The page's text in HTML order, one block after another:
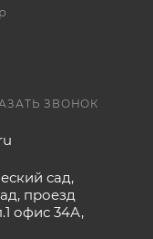
ЗВОНОК
сад,
проезд
офис 34А,